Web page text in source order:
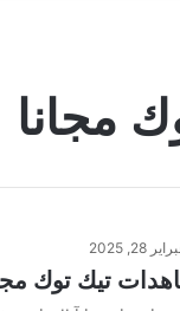
مجانا
28, 2025
تيك توك